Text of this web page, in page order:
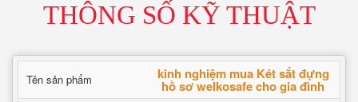
THÔNG SỐ KỸ THUẬT
Tên sản phẩm kinh nghiệm mua Két sắt đựng
hồ sơ welkosafe cho gia đình